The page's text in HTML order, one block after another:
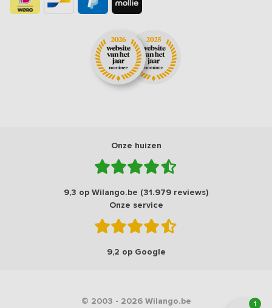
1
Onze huizen
9,3 op Wilango.be (31.979 reviews)
Onze service
9,2 op Google
© 2003 - 2026 Wilango.be